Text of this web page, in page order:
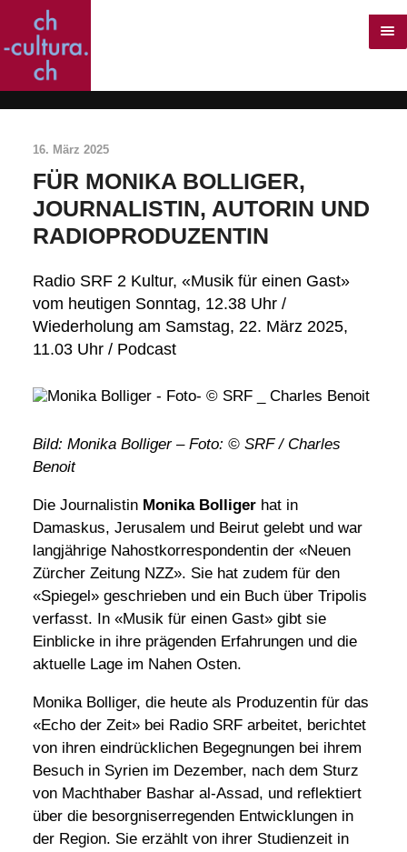
16. März 2025
FÜR MONIKA BOLLIGER,
JOURNALISTIN, AUTORIN UND
RADIOPRODUZENTIN
Radio SRF 2 Kultur, «Musik für einen Gast»
vom heutigen Sonntag, 12.38 Uhr /
Wiederholung am Samstag, 22. März 2025,
11.03 Uhr / Podcast
Bild: Monika Bolliger – Foto: © SRF / Charles
Benoit
Die Journalistin Monika Bolligerhat in
Damaskus, Jerusalem und Beirut gelebt und war
langjährige Nahostkorrespondentin der «Neuen
Zürcher Zeitung NZZ». Sie hat zudem für den
«Spiegel» geschrieben und ein Buch über Tripolis
verfasst. In «Musik für einen Gast» gibt sie
Einblicke in ihre prägenden Erfahrungen und die
aktuelle Lage im Nahen Osten.
Monika Bolliger, die heute als Produzentin für das
«Echo der Zeit» bei Radio SRF arbeitet, berichtet
von ihren eindrücklichen Begegnungen bei ihrem
Besuch in Syrien im Dezember, nach dem Sturz
von Machthaber Bashar al-Assad, und reflektiert
über die besorgniserregenden Entwicklungen in
der Region. Sie erzählt von ihrer Studienzeit in